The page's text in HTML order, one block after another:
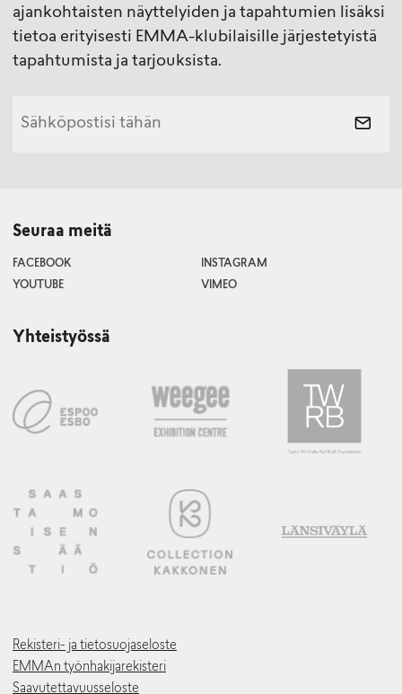
ajankohtaisten näyttelyiden ja tapahtumien lisäksi
tietoa erityisesti EMMA-klubilaisille järjestetyistä
tapahtumista ja tarjouksista.
Seuraa meitä
FACEBOOK
INSTAGRAM
YOUTUBE
VIMEO
Yhteistyössä
Rekisteri- ja tietosuojaseloste
EMMAn työnhakijarekisteri
Saavutettavuusseloste